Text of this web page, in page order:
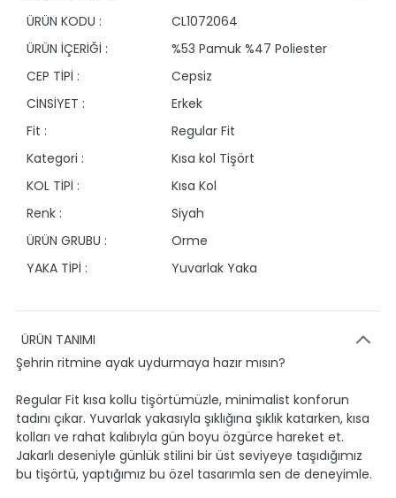
ÜRÜN KODU :
CL1072064
ÜRÜN İÇERİĞİ :
%53 Pamuk %47 Poliester
CEP TİPİ :
Cepsiz
CİNSİYET :
Erkek
Fit :
Regular Fit
Kategori :
Kısa kol Tişört
KOL TİPİ :
Kısa Kol
Renk :
Siyah
ÜRÜN GRUBU :
Orme
YAKA TİPİ :
Yuvarlak Yaka
ÜRÜN TANIMI
Şehrin ritmine ayak uydurmaya hazır mısın?
Regular Fit kısa kollu tişörtümüzle, minimalist konforun
tadını çıkar. Yuvarlak yakasıyla şıklığına şıklık katarken, kısa
kolları ve rahat kalıbıyla gün boyu özgürce hareket et.
Jakarlı deseniyle günlük stilini bir üst seviyeye taşıdığımız
bu tişörtü, yaptığımız bu özel tasarımla sen de deneyimle.